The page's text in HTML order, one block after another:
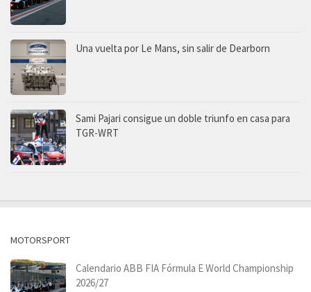
Una vuelta por Le Mans, sin salir de Dearborn
Sami Pajari consigue un doble triunfo en casa para
TGR-WRT
MOTORSPORT
Calendario ABB FIA Fórmula E World Championship
2026/27